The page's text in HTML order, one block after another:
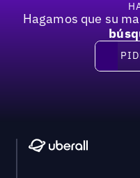
Hagamos que su
Pide